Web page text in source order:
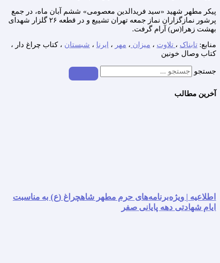
پیکر مطهر شهید «سید فریدالدین معصومی» ششم آبان ماه، در جمع
پرشور نمازگزاران نماز جمعه تهران تشییع و در قطعه ۲۶ گلزار شهدای
بهشت زهرا(س) آرام گرفت.
منابع: تابناک ، تلاوت ، میزان ، مهر ، ایرنا ، شبستان ، کتاب چراغ دار ،
کتاب وصال خونین
جستجو
آخرین مطالب
اطلاعیه | ویژه‌برنامه‌های حرم مطهر شاهچراغ (ع) به مناسبت
ایام شهادتی دهه پایانی صفر